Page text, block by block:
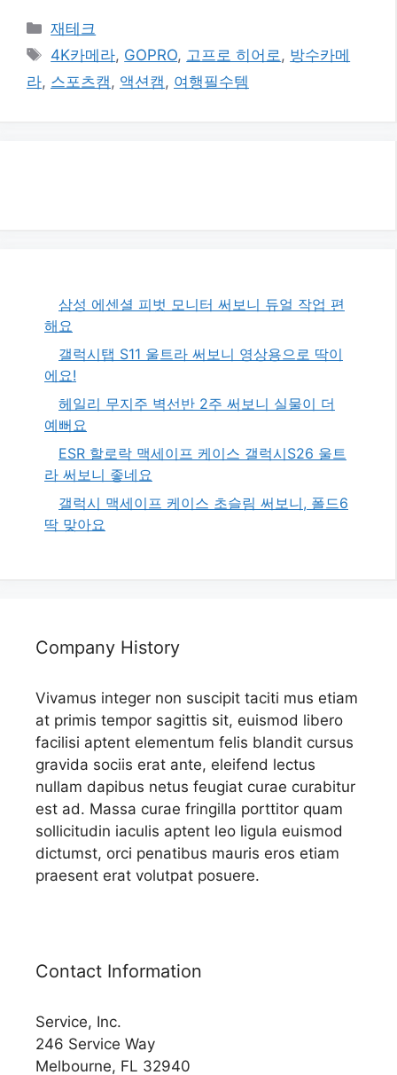
카
테
리
재테크
태
그
4K카메라, GOPRO, 고프로 히어로 , 방수카메
라, 스포츠캠 , 액션캠 , 여행필수템
삼성 에센셜 피벗 모니터 써보니 듀얼 작업 편
해요
갤럭시탭 S11 울트라 써보니 영상용으로 딱이
에요!
헤일리 무지주 벽선반 2주 써보니 실물이 더
예뻐요
ESR 할로락 맥세이프 케이스 갤럭시S26 울트
라 써보니 좋네요
갤럭시 맥세이프 케이스 초슬림 써보니, 폴드6
딱 맞아요
Company History
Vivamus integer non suscipit taciti mus etiam
at primis tempor sagittis sit, euismod libero
facilisi aptent elementum felis blandit cursus
gravida sociis erat ante, eleifend lectus
nullam dapibus netus feugiat curae curabitur
est ad. Massa curae fringilla porttitor quam
sollicitudin iaculis aptent leo ligula euismod
dictumst, orci penatibus mauris eros etiam
praesent erat volutpat posuere.
Contact Information
Service, Inc.
246 Service Way
Melbourne, FL 32940